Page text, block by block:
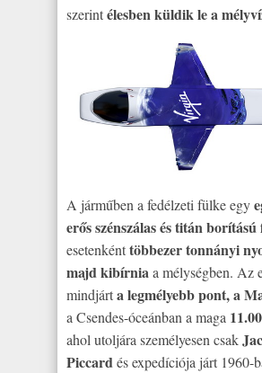
szerintélesben küldik le a
A járműben a fedélzeti fülke egy
erős szénszálas és titán
esetenkénttöbbezer tonnányi
majd kibírniaa mélységben. Az
mindjárta legmélyebb pont, a
a Csendes-óceánban a maga
ahol utoljára személyesen csak
Piccardés expedíciója járt 1960-